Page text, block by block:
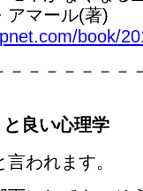
マール(著)
book/
－－－－－－－
良い心理学
われます。